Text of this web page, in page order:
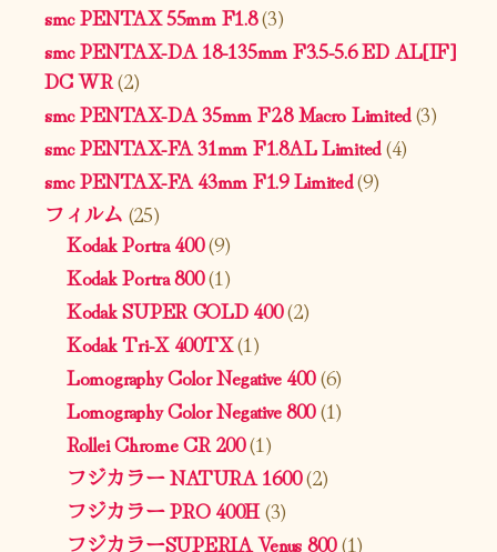
smc PENTAX 55mm F1.8(3)
smc PENTAX-DA 18-135mm F3.5-5.6 ED AL[IF]
DC WR(2)
smc PENTAX-DA 35mm F2.8 Macro Limited(3)
smc PENTAX-FA 31mm F1.8AL Limited(4)
smc PENTAX-FA 43mm F1.9 Limited(9)
フィルム (25)
Kodak Portra 400(9)
Kodak Portra 800(1)
Kodak SUPER GOLD 400(2)
Kodak Tri-X 400TX(1)
Lomography Color Negative 400(6)
Lomography Color Negative 800(1)
Rollei Chrome CR 200(1)
フジカラー NATURA 1600(2)
フジカラー PRO 400H(3)
フジカラーSUPERIA Venus 800(1)